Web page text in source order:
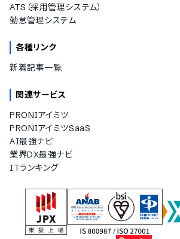
ATS（採用管理システム）
勤怠管理システム
各種リンク
新着記事一覧
関連サービス
PRONIアイミツ
PRONIアイミツSaaS
AI最強ナビ
業界DX最強ナビ
ITランキング